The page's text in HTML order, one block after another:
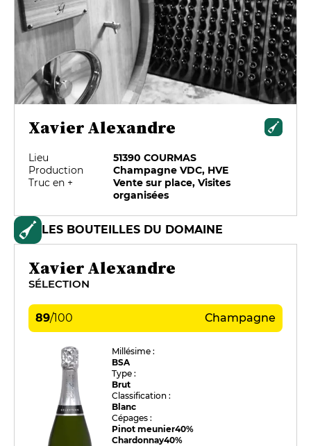
Xavier Alexandre
Lieu
51390 COURMAS
Production
Champagne VDC, HVE
Truc en +
Vente sur place, Visites
organisées
LES BOUTEILLES DU DOMAINE
Xavier Alexandre
SÉLECTION
89/100 Champagne
Millésime :
BSA
Type :
Brut
Classification :
Blanc
Cépages :
Pinot meunier40%
Chardonnay40%